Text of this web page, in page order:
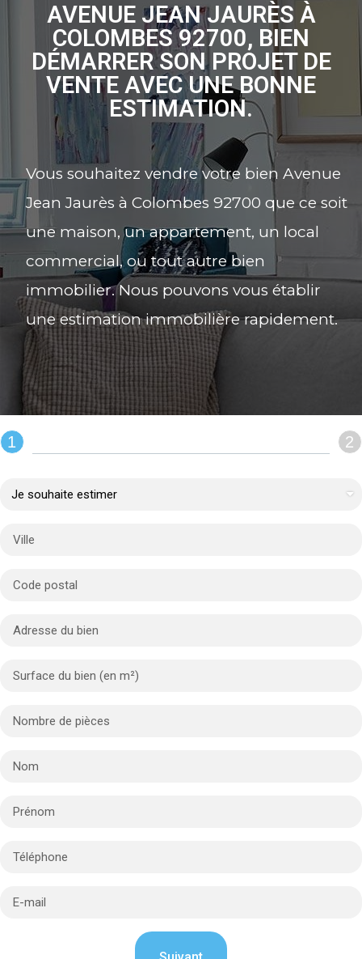
AVENUE JEAN JAURÈS À
COLOMBES 92700, BIEN
DÉMARRER SON PROJET DE
VENTE AVEC UNE BONNE
ESTIMATION.
Vous souhaitez vendre votre bien Avenue
Jean Jaurès à Colombes 92700 que ce soit
une maison, un appartement, un local
commercial, ou tout autre bien
immobilier. Nous pouvons vous établir
une estimation immobilière rapidement.
REMPLIR LE FORMULAIRE :
1 2